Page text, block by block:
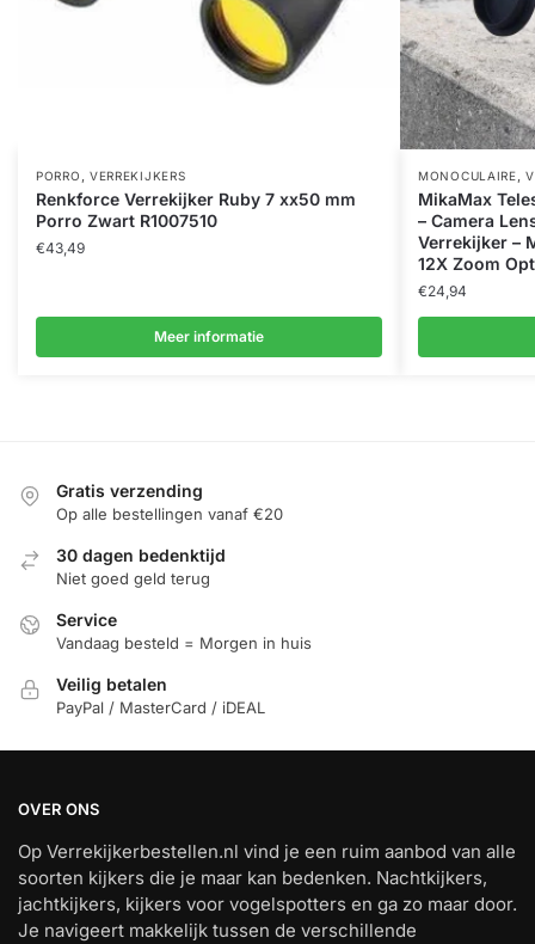
PORRO VERREKIJKERS
Renkforce Verrekijker Ruby 7 xx50 mm
Porro Zwart R1007510
€43,49
Meer informatie
MONOCULAIRE ,
MikaMax
– Camera
Verrekijker –
12X Zoom
€24,94
Gratis verzending
Op alle bestellingen vanaf €20
30 dagen bedenktijd
Niet goed geld terug
Service
Vandaag besteld = Morgen in huis
Veilig betalen
PayPal / MasterCard / iDEAL
OVER ONS
Op Verrekijkerbestellen.nl vind je een ruim aanbod van alle
soorten kijkers die je maar kan bedenken. Nachtkijkers,
jachtkijkers, kijkers voor vogelspotters en ga zo maar door.
Je navigeert makkelijk tussen de verschillende